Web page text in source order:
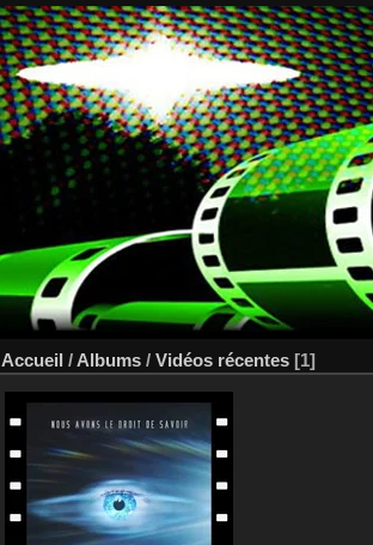
Accueil / Albums / Vidéos récentes [1]